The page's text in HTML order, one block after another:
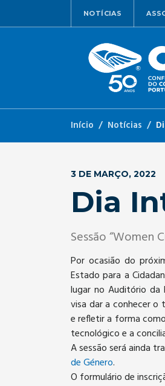
NOTÍCIAS
Início Notícias
3 DE MARÇO, 2022
Dia
Sessão “Women
Por ocasião do
Estado para a
lugar no Auditório da
visa dar a conhecer o
e refletir a forma
tecnológico e a
A sessão será ainda
de Género.
O formulário de